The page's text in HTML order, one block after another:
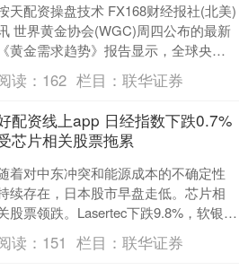
天配资操盘技术 FX168财经报社(北美)
世界黄金协会(WGC)周四公布的最新
《黄金需求趋势》报告显示，全球央行
今年第一季度的黄金购买量远低于此前
计。尽....
读： 162 栏目：联华证券
配资线上app 日经指数下跌0.7%
芯片相关股票拖累
着对中东冲突和能源成本的不确定性
续存在，日本股市早盘走低。芯片相
股票领跌。Lasertec下跌9.8%，软银集
团下跌6.1%，Screen Holding....
读： 151 栏目：联华证券